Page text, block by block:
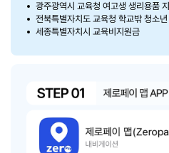
광주광역시 교육청 여고생 생리용품
전북특별자치도 교육청 학교밖 청소
세종특별자치시 교육비지원금